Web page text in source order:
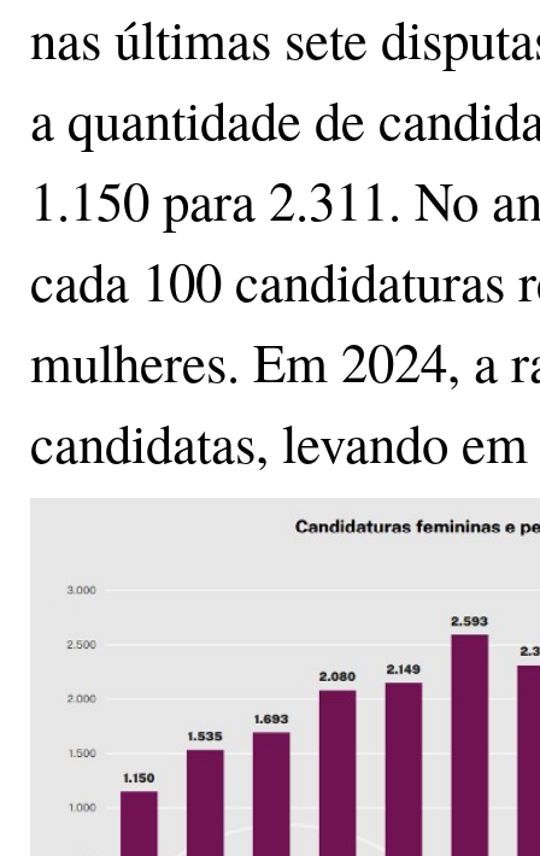
nas últimas sete
a quantidade de
1.150 para 2.311. No
cada 100 candidaturas
mulheres. Em 2024, a
candidatas, levando